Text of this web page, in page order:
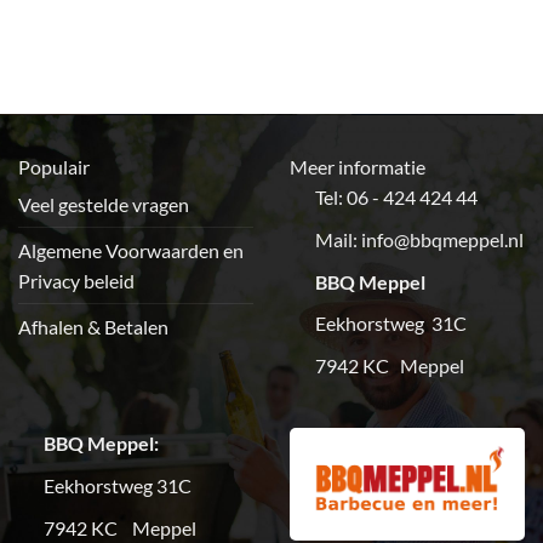
Populair
Veel gestelde vragen
Algemene Voorwaarden en
Privacy beleid
Afhalen & Betalen
Meer informatie
Tel: 06 - 424 424 44
Mail: info@bbqmeppel.nl
BBQ Meppel
Eekhorstweg 31C
7942 KC Meppel
BBQ Meppel:
Eekhorstweg 31C
7942 KC Meppel